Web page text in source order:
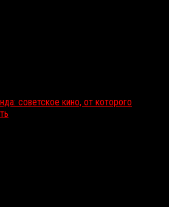
советское кино, от которого